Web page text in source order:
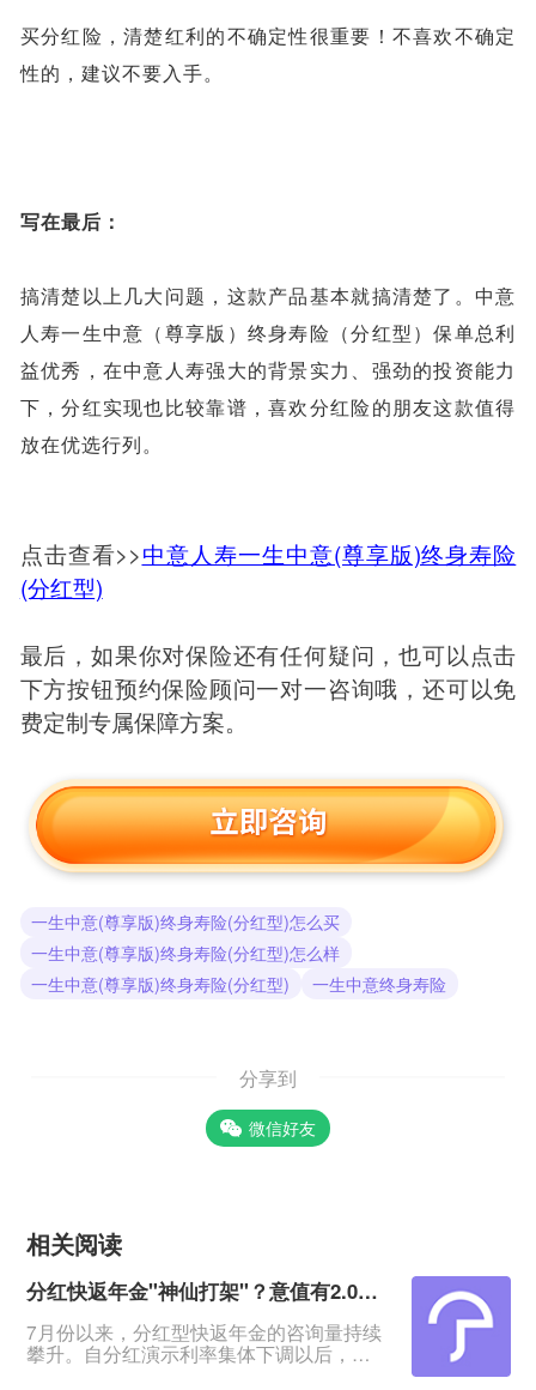
买分红险，清楚红利的不确定性很重要！不喜欢不确定
性的，建议不要入手。
写在最后：
搞清楚以上几大问题，这款产品基本就搞清楚了。中意
人寿一生中意（尊享版）终身寿险（分红型）保单总利
益优秀，在中意人寿强大的背景实力、强劲的投资能力
下，分红实现也比较靠谱，喜欢分红险的朋友这款值得
放在优选行列。
点击查看>>中意人寿一生中意(尊享版)终身寿险
(分红型)
最后，如果你对保险还有任何疑问，也可以点击
下方按钮预约保险顾问一对一咨询哦，还可以免
费定制专属保障方案。
一生中意(尊享版)终身寿险(分红型)怎么买
一生中意(尊享版)终身寿险(分红型)怎么样
一生中意(尊享版)终身寿险(分红型)
一生中意终身寿险
分享到
微信好友
相关阅读
分红快返年金"神仙打架"？意值有2.0深度测评！
7月份以来，分红型快返年金的咨询量持续
攀升。自分红演示利率集体下调以后，相